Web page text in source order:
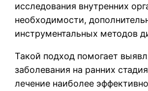
исследования внутренних
необходимости,
инструментальных методов
Такой подход помогает
заболевания на ранних
лечение наиболее